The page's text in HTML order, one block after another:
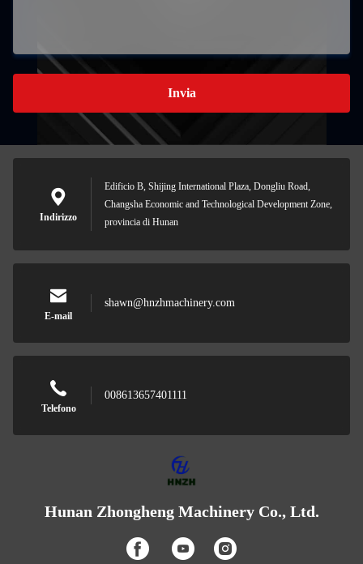
Invia
Indirizzo
Edificio B, Shijing International Plaza, Dongliu Road,
Changsha Economic and Technological Development Zone,
provincia di Hunan
E-mail
shawn@hnzhmachinery.com
Telefono
008613657401111
Hunan Zhongheng Machinery Co., Ltd.